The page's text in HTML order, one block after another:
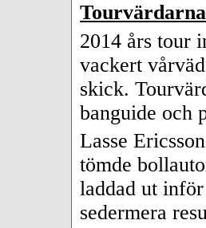
2014 års tour
vackert
skick.
banguide och
Lasse
tömde
laddad ut
sedermera